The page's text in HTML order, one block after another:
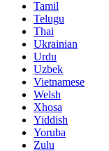
Tamil
Telugu
Thai
Ukrainian
Urdu
Uzbek
Vietnamese
Welsh
Xhosa
Yiddish
Yoruba
Zulu